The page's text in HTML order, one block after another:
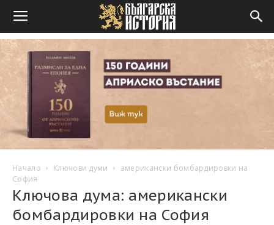
Начало Ключови думи
американски бомбардировки на
София
Ключова дума: американски
бомбардировки на София